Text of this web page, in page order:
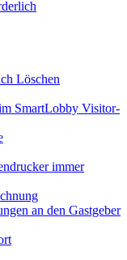
Löschen
SmartLobby Visitor-
immer
an den Gastgeber